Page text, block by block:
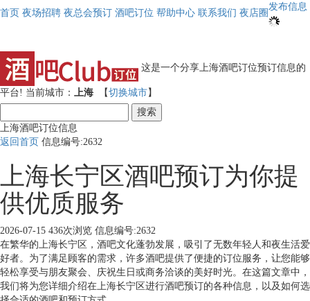
首页 夜场招聘 夜总会预订 酒吧订位 帮助中心 联系我们 夜店圈
发布信息
这是一个分享上海酒吧订位预订信息的
平台! 当前城市： 上海 【切换城市】
搜索
上海酒吧订位信息
返回首页 信息编号:2632
上海长宁区酒吧预订为你提
供优质服务
2026-07-15 436次浏览 信息编号:2632
在繁华的上海长宁区，酒吧文化蓬勃发展，吸引了无数年轻人和夜生活爱
好者。为了满足顾客的需求，许多酒吧提供了便捷的订位服务，让您能够
轻松享受与朋友聚会、庆祝生日或商务洽谈的美好时光。在这篇文章中，
我们将为您详细介绍在上海长宁区进行酒吧预订的各种信息，以及如何选